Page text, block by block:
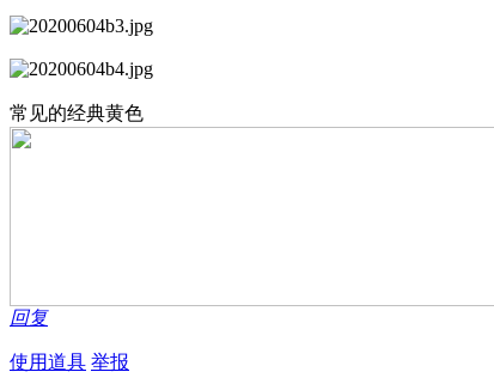
常见的经典黄色
回复
使用道具 举报